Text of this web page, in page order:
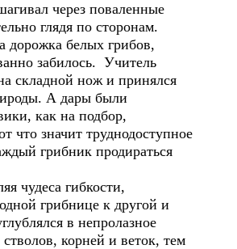
через поваленные
глядя по сторонам.
дорожка белых грибов,
забилось. Учитель
складной нож и принялся
А дары были
как на подбор,
что значит труднодоступное
грибник продираться
чудеса гибкости,
грибнице к другой и
в непролазное
корней и веток, тем